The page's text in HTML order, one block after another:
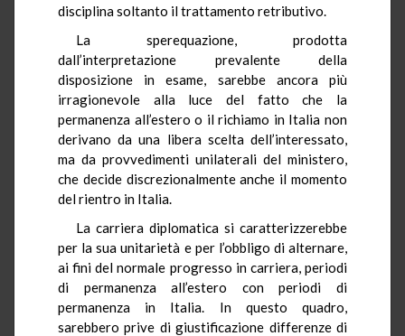
disciplina soltanto il trattamento retributivo.
La sperequazione, prodotta
dall’interpretazione prevalente della
disposizione in esame, sarebbe ancora più
irragionevole alla luce del fatto che la
permanenza all’estero o il richiamo in Italia non
derivano da una libera scelta dell’interessato,
ma da provvedimenti unilaterali del ministero,
che decide discrezionalmente anche il momento
del rientro in Italia.
La carriera diplomatica si caratterizzerebbe
per la sua unitarietà e per l’obbligo di alternare,
ai fini del normale progresso in carriera, periodi
di permanenza all’estero con periodi di
permanenza in Italia. In questo quadro,
sarebbero prive di giustificazione differenze di